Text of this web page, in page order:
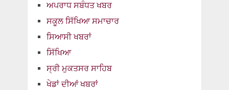
ਅਪਰਾਧ ਸਬੰਧਤ ਖਬਰ
ਸਕੂਲ ਸਿੱਖਿਆ ਸਮਾਚਾਰ
ਸਿਆਸੀ ਖਬਰਾਂ
ਸਿੱਖਿਆ
ਸ੍ਰੀ ਮੁਕਤਸਰ ਸਾਹਿਬ
ਖੇਡਾਂ ਦੀਆਂ ਖਬਰਾਂ